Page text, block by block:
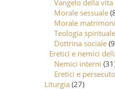
Vangelo della vita
Morale sessuale
Morale
Teologia spirituale
Dottrina sociale
Eretici e nemici
Nemici interni
Eretici e
Liturgia (27)